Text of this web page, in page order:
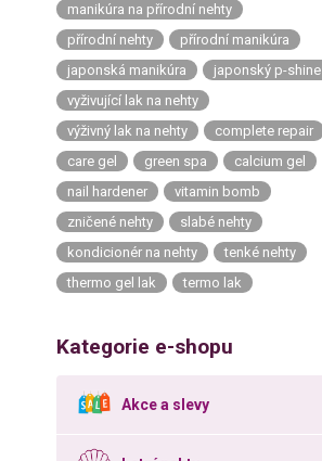
manikúra na přírodní nehty
přírodní nehty
přírodní manikúra
japonská manikúra
japonský p-shine
vyživující lak na nehty
výživný lak na nehty
complete repair
care gel
green spa
calcium gel
nail hardener
vitamin bomb
zničené nehty
slabé nehty
kondicionér na nehty
tenké nehty
thermo gel lak
termo lak
Kategorie e-shopu
Akce a slevy